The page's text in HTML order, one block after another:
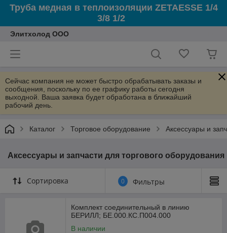
Труба медная в теплоизоляции ZETAESSE 1/4
3/8 1/2
Элитхолод ООО
Сейчас компания не может быстро обрабатывать заказы и
сообщения, поскольку по ее графику работы сегодня
выходной. Ваша заявка будет обработана в ближайший
рабочий день.
Каталог Торговое оборудование Аксессуары и
Аксессуары и запчасти для торгового оборудования
Сортировка 0 Фильтры
Комплект соединительный в линию
БЕРИЛЛ; БЕ.000.КС.П004.000
В наличии